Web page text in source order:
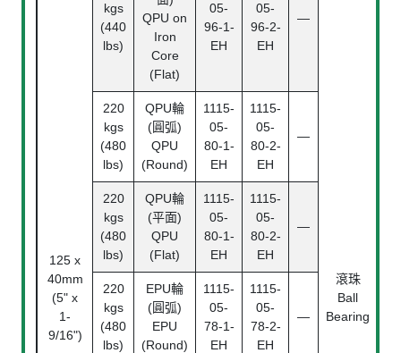
125 x
40mm
(5" x
1-
9/16")
滾珠
Ball
Bearing
kgs
(440
lbs)
QPU on
Iron
Core
(Flat)
05-
96-1-
EH
05-
96-2-
EH
—
220
kgs
(480
lbs)
QPU輪
(圓弧)
QPU
(Round)
1115-
05-
80-1-
EH
1115-
05-
80-2-
EH
—
220
kgs
(480
lbs)
QPU輪
(平面)
QPU
(Flat)
1115-
05-
80-1-
EH
1115-
05-
80-2-
EH
—
220
kgs
(480
lbs)
EPU輪
(圓弧)
EPU
(Round)
1115-
05-
78-1-
EH
1115-
05-
78-2-
EH
—